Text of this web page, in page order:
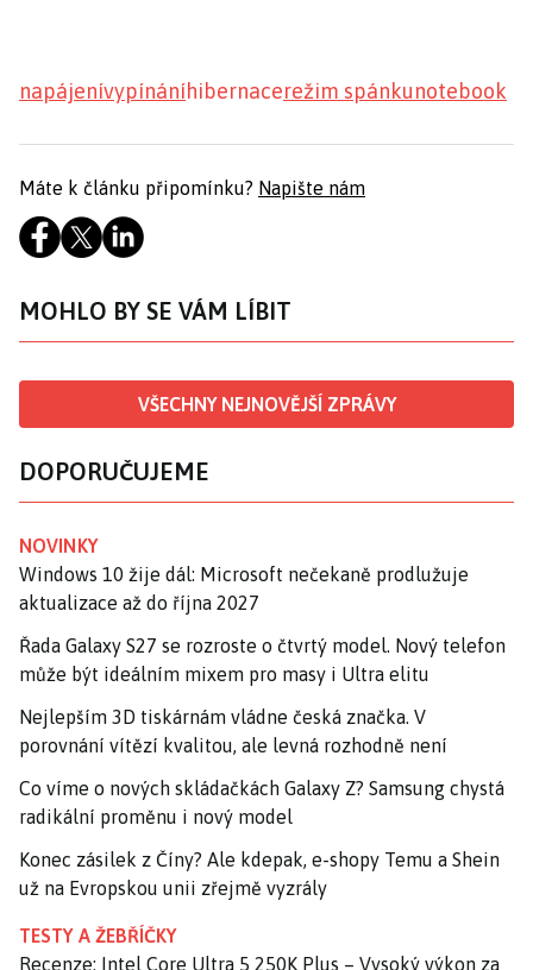
napájenívypínáníhibernacerežim spánkunotebook
Máte k článku připomínku? Napište nám
MOHLO BY SE VÁM LÍBIT
VŠECHNY NEJNOVĚJŠÍ ZPRÁVY
DOPORUČUJEME
NOVINKY
Windows 10 žije dál: Microsoft nečekaně prodlužuje
aktualizace až do října 2027
Řada Galaxy S27 se rozroste o čtvrtý model. Nový telefon
může být ideálním mixem pro masy i Ultra elitu
Nejlepším 3D tiskárnám vládne česká značka. V
porovnání vítězí kvalitou, ale levná rozhodně není
Co víme o nových skládačkách Galaxy Z? Samsung chystá
radikální proměnu i nový model
Konec zásilek z Číny? Ale kdepak, e-shopy Temu a Shein
už na Evropskou unii zřejmě vyzrály
TESTY A ŽEBŘÍČKY
Recenze: Intel Core Ultra 5 250K Plus – Vysoký výkon za